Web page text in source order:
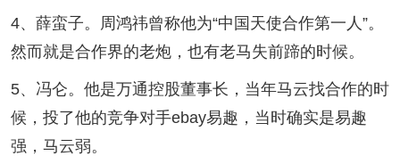
4、薛蛮子。周鸿祎曾称他为“中国天使合作第一人”。
然而就是合作界的老炮，也有老马失前蹄的时候。
5、冯仑。他是万通控股董事长，当年马云找合作的时
候，投了他的竞争对手ebay易趣，当时确实是易趣
强，马云弱。